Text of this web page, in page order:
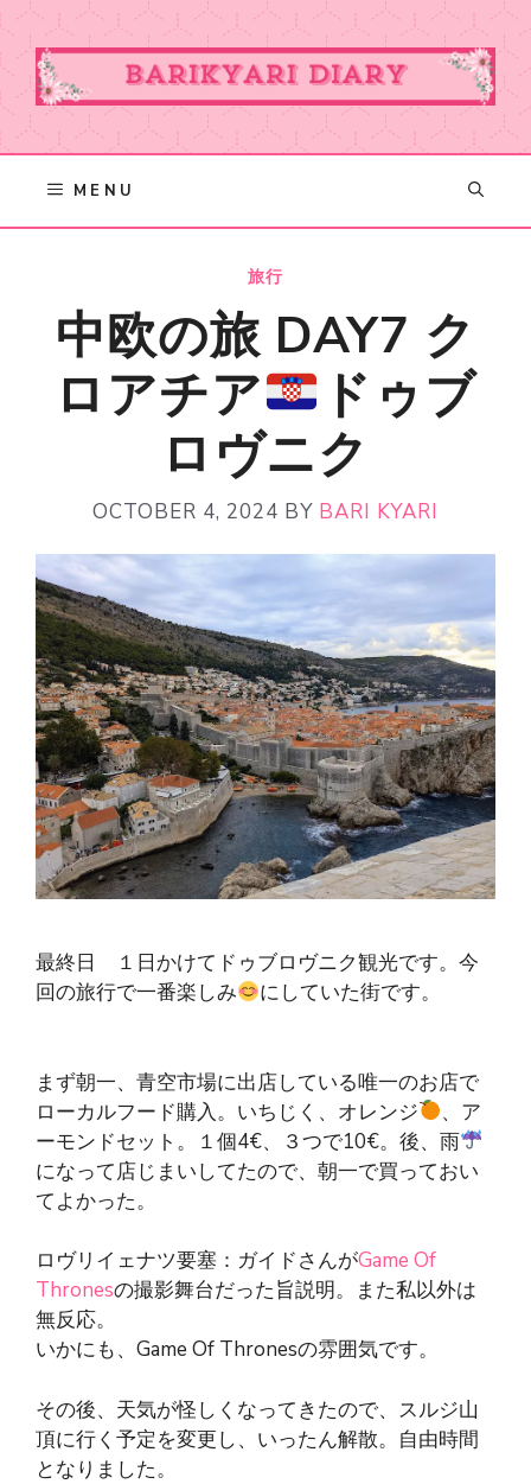
Skip
to
content
MENU
旅行
中欧の旅 DAY7 ク
ロアチア
ドゥブ
ロヴニク
OCTOBER 4, 2024 BY BARI KYARI
最終日 １日かけてドゥブロヴニク観光です。今
回の旅行で一番楽しみ
にしていた街です。
まず朝一、青空市場に出店している唯一のお店で
ローカルフード購入。いちじく、オレンジ
、ア
ーモンドセット。１個4€、３つで10€。後、雨
になって店じまいしてたので、朝一で買っておい
てよかった。
ロヴリイェナツ要塞：ガイドさんがGame Of
Thronesの撮影舞台だった旨説明。また私以外は
無反応。
いかにも、Game Of Thronesの雰囲気です。
その後、天気が怪しくなってきたので、スルジ山
頂に行く予定を変更し、いったん解散。自由時間
となりました。